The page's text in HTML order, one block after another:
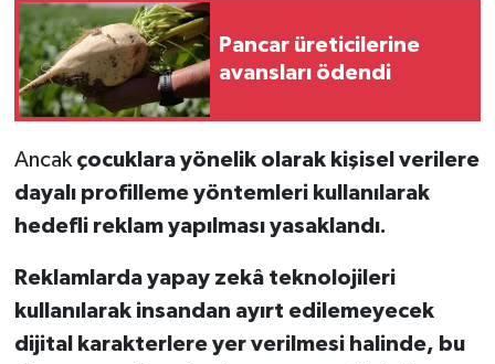
Pancar üreticilerine
avansları ödendi
Ancak çocuklara yönelik olarak kişisel verilere
dayalı profilleme yöntemleri kullanılarak
hedefli reklam yapılması yasaklandı.
Reklamlarda yapay zekâ teknolojileri
kullanılarak insandan ayırt edilemeyecek
dijital karakterlere yer verilmesi halinde, bu